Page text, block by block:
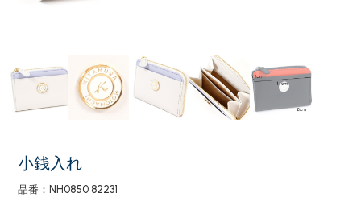
小銭入れ
品番：NH0850 82231